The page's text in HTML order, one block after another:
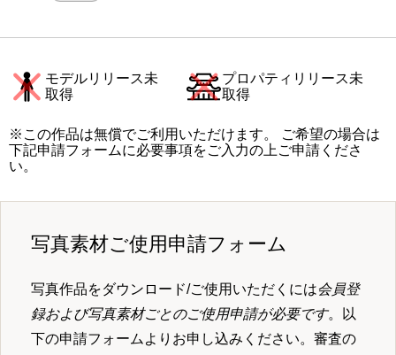
モデルリリース未
取得
プロパティリリース未
取得
※この作品は無償でご利用いただけます。 ご希望の場合は
下記申請フォームに必要事項をご入力の上ご申請くださ
い。
写真素材ご使用申請フォーム
写真作品をダウンロード/ご使用いただくには会員登
録および写真素材ごとのご使用申請が必要です。以
下の申請フォームよりお申し込みください。審査の